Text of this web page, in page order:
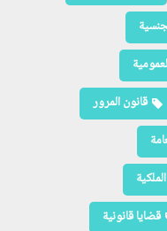
قانون المرور
قضايا قانونية